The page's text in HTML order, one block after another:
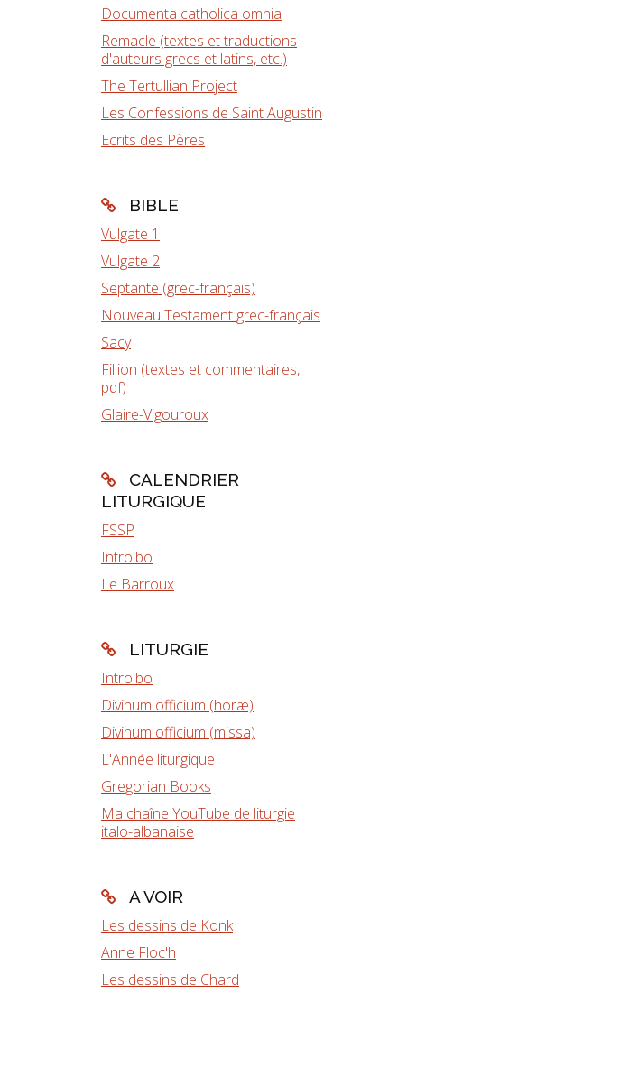
Documenta catholica omnia
Remacle (textes et traductions
d'auteurs grecs et latins, etc.)
The Tertullian Project
Les Confessions de Saint Augustin
Ecrits des Pères
BIBLE
Vulgate 1
Vulgate 2
Septante (grec-français)
Nouveau Testament grec-français
Sacy
Fillion (textes et commentaires,
pdf)
Glaire-Vigouroux
CALENDRIER
LITURGIQUE
FSSP
Introibo
Le Barroux
LITURGIE
Introibo
Divinum officium (horæ)
Divinum officium (missa)
L'Année liturgique
Gregorian Books
Ma chaîne YouTube de liturgie
italo-albanaise
A VOIR
Les dessins de Konk
Anne Floc'h
Les dessins de Chard